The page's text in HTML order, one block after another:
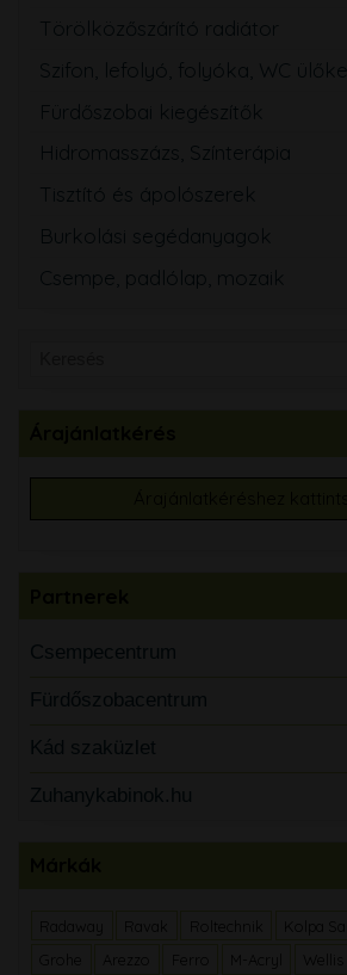
Törölközőszárító radiátor
Szifon, lefolyó, folyóka, WC ülőke
Fürdőszobai kiegészítők
Hidromasszázs, Színterápia
Tisztító és ápolószerek
Burkolási segédanyagok
Csempe, padlólap, mozaik
Csempecentrum
Fürdőszobacentrum
Kád szaküzlet
Zuhanykabinok.hu
Roltechnik Kolpa San
Grohe
Arezzo Ferro M-Acryl Wellis